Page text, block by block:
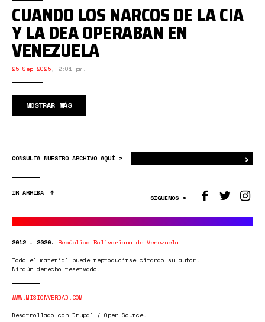
CUANDO LOS NARCOS DE LA CIA
Y LA DEA OPERABAN EN
VENEZUELA
25 Sep 2025, 2:01 pm.
MOSTRAR MÁS
CONSULTA NUESTRO ARCHIVO AQUÍ > ›
IR ARRIBA
SÍGUENOS >
2012 - 2020. República Bolivariana de Venezuela
Todo el material puede reproducirse citando su autor.
Ningún derecho reservado.
WWW.MISIONVERDAD.COM
Desarrollado con Drupal / Open Source.